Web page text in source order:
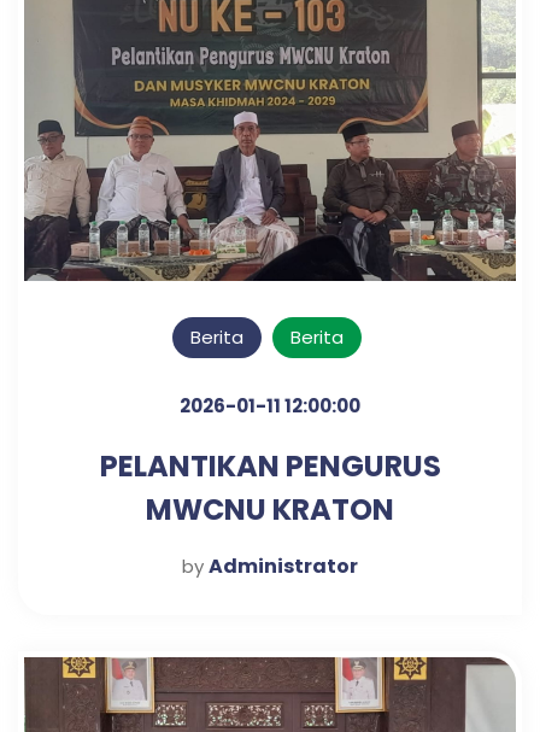
Berita Berita
2026-01-11 12:00:00
PELANTIKAN PENGURUS
MWCNU KRATON
byAdministrator